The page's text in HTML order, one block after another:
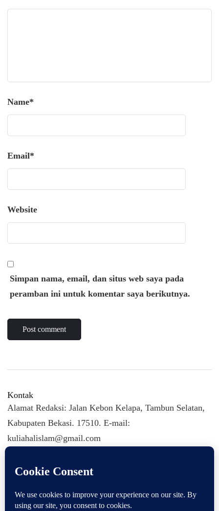
Name*
Email*
Website
Simpan nama, email, dan situs web saya pada
peramban ini untuk komentar saya berikutnya.
Kontak
Alamat Redaksi: Jalan Kebon Kelapa, Tambun Selatan,
Kabupaten Bekasi. 17510. E-mail:
kuliahalislam@gmail.com
KULIAHALISLAM.COM Copyright (C) 2026